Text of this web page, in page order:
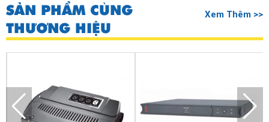
SẢN PHẨM CÙNG
THƯƠNG HIỆU
Xem Thêm >>